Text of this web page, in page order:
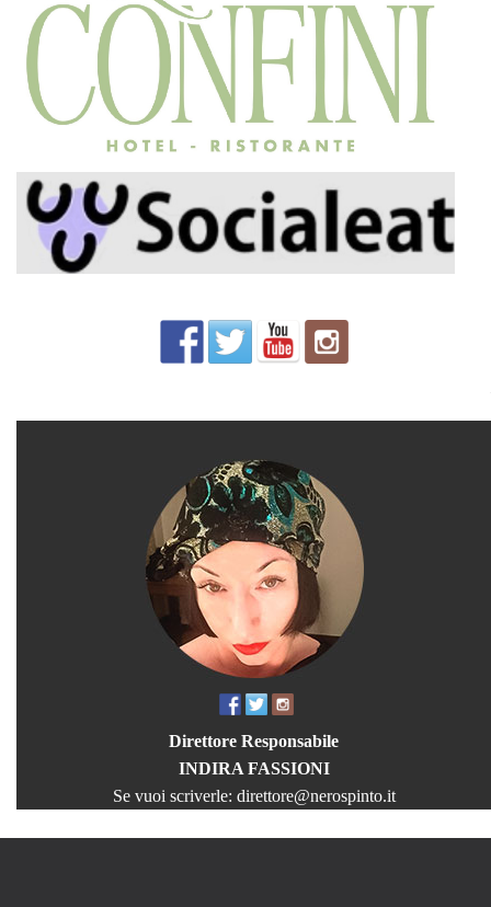
Direttore Responsabile
INDIRA FASSIONI
Se vuoi scriverle: direttore@nerospinto.it